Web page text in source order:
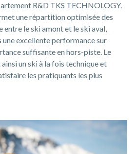
R&D TKS TECHNOLOGY.
une répartition optimisée des
entre le ski amont et le ski aval,
une excellente performance sur
suffisante en hors-piste. Le
un ski à la fois technique et
les pratiquants les plus